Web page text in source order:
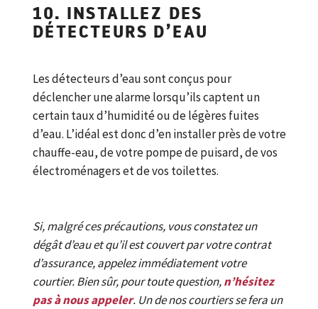
10. INSTALLEZ DES
DÉTECTEURS D’EAU
Les détecteurs d’eau sont conçus pour
déclencher une alarme lorsqu’ils captent un
certain taux d’humidité ou de légères fuites
d’eau. L’idéal est donc d’en installer près de votre
chauffe-eau, de votre pompe de puisard, de vos
électroménagers et de vos toilettes.
Si, malgré ces précautions, vous constatez un
dégât d’eau et qu’il est couvert par votre contrat
d’assurance, appelez immédiatement votre
courtier. Bien sûr, pour toute question,n’hésitez
pas à nous appeler. Un de nos courtiers se fera un